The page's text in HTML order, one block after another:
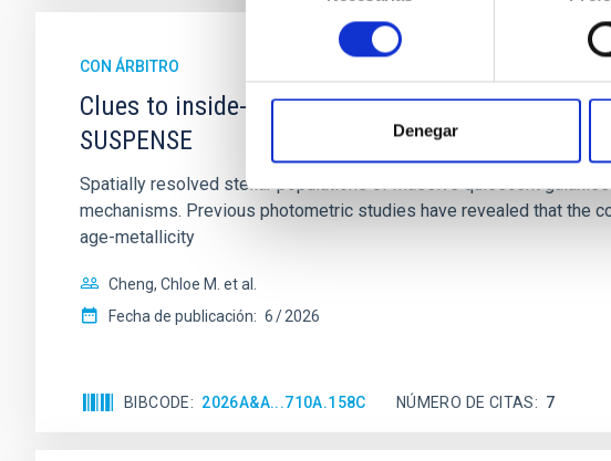
consentimiento
Denegar
CON ÁRBITRO
Clues to inside-out quenching in quiescent
SUSPENSE
Spatially resolved stellar populations of massive quiescent
mechanisms. Previous photometric studies have revealed that the
age-metallicity
Cheng, Chloe M. et al.
Fecha de publicación: 6 2026
BIBCODE 2026A&A...710A.158C NÚMERO DE CITAS 7